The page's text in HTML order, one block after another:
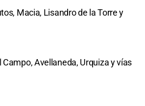
Macia, Lisandro de la Torre y
Campo, Avellaneda, Urquiza y vías